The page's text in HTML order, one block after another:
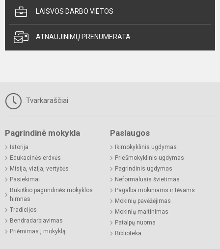
LAISVOS DARBO VIETOS
ATNAUJINIMŲ PRENUMERATA
Tvarkaraščiai
Pagrindinė mokykla
Istorija
Edukacinės erdvės
Misija, vizija, vertybės
Pasiekimai
Bukiškio pagrindinės mokyklos
himnas
Tradicijos
Bendradarbiavimas
Priėmimas į mokyklą
Paslaugos
Ikimokyklinis ugdymas
Priešmokyklinis ugdymas
Pagrindinis ugdymas
Neformalusis švietimas
Pagalba mokiniams ir tėvams
Mokinių pavėžėjimas
Mokinių maitinimas
Patalpų nuoma
Biblioteka